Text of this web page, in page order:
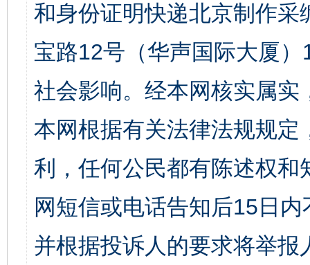
和身份证明快递北京制作
宝路12号（华声国际大厦
社会影响。经本网核实属
本网根据有关法律法规规
利，任何公民都有陈述权
网短信或电话告知后15日
并根据投诉人的要求将举